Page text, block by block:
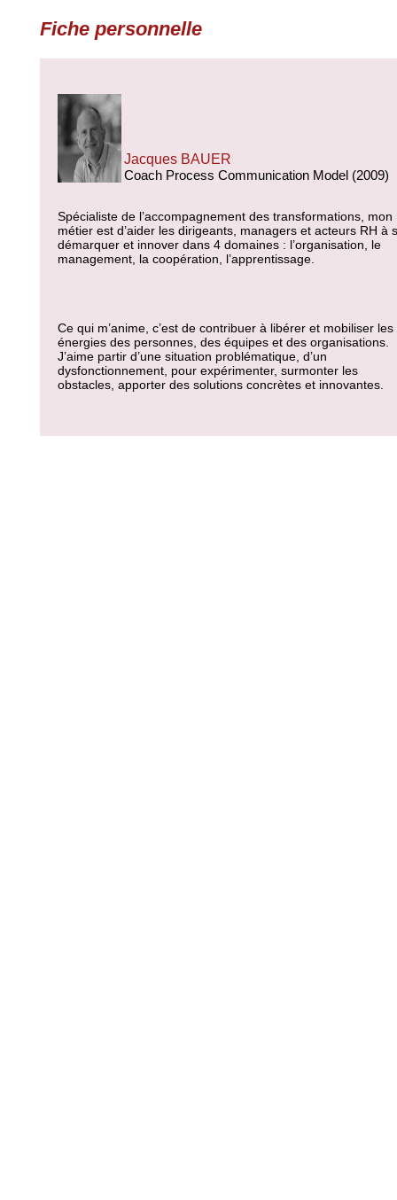
Fiche personnelle
Jacques BAUER
Coach Process Communication Model (2009)
Spécialiste de l’accompagnement des transformations, mon
métier est d’aider les dirigeants, managers et acteurs RH à
démarquer et innover dans 4 domaines : l’organisation, le
management, la coopération, l’apprentissage.
Ce qui m’anime, c’est de contribuer à libérer et mobiliser les
énergies des personnes, des équipes et des organisations.
J’aime partir d’une situation problématique, d’un
dysfonctionnement, pour expérimenter, surmonter les
obstacles, apporter des solutions concrètes et innovantes.